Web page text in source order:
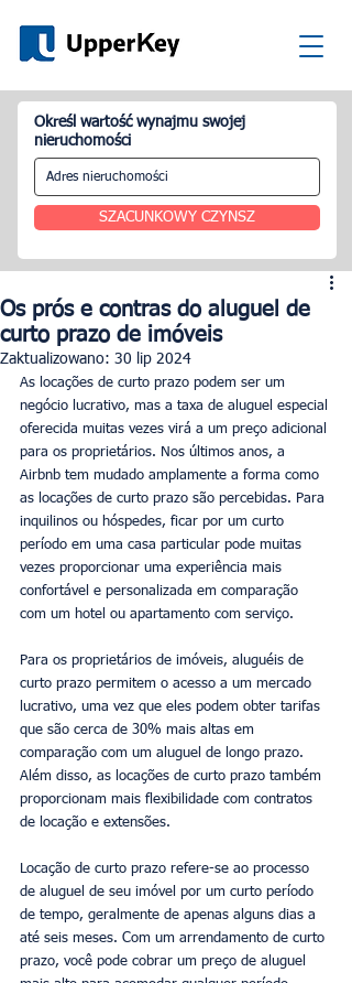
Określ wartość wynajmu swojej
nieruchomości
SZACUNKOWY CZYNSZ
Os prós e contras do aluguel de
curto prazo de imóveis
Zaktualizowano: 30 lip 2024
As locações de curto prazo podem ser um
negócio lucrativo, mas a taxa de aluguel especial
oferecida muitas vezes virá a um preço adicional
para os proprietários. Nos últimos anos, a
Airbnb tem mudado amplamente a forma como
as locações de curto prazo são percebidas. Para
inquilinos ou hóspedes, ficar por um curto
período em uma casa particular pode muitas
vezes proporcionar uma experiência mais
confortável e personalizada em comparação
com um hotel ou apartamento com serviço.
Para os proprietários de imóveis, aluguéis de
curto prazo permitem o acesso a um mercado
lucrativo, uma vez que eles podem obter tarifas
que são cerca de 30% mais altas em
comparação com um aluguel de longo prazo.
Além disso, as locações de curto prazo também
proporcionam mais flexibilidade com contratos
de locação e extensões.
Locação de curto prazo refere-se ao processo
de aluguel de seu imóvel por um curto período
de tempo, geralmente de apenas alguns dias a
até seis meses. Com um arrendamento de curto
prazo, você pode cobrar um preço de aluguel